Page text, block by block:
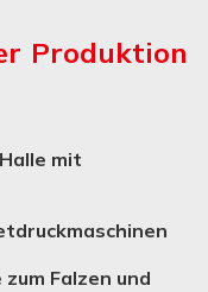
Produktion
mit
Falzen und